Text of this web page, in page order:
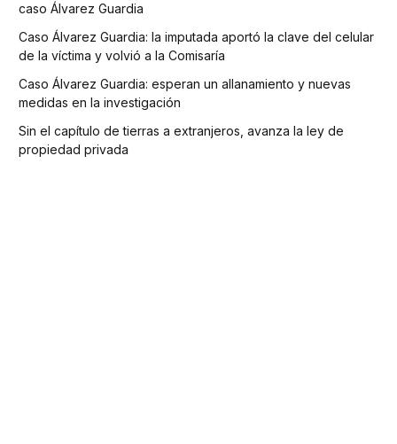
caso Álvarez Guardia
Caso Álvarez Guardia: la imputada aportó la clave del celular
de la víctima y volvió a la Comisaría
Caso Álvarez Guardia: esperan un allanamiento y nuevas
medidas en la investigación
Sin el capítulo de tierras a extranjeros, avanza la ley de
propiedad privada